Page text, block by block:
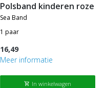
polsband kinderen roze
sea band
1 paar
16,49
Meer informatie
shopping_cart In winkelwagen